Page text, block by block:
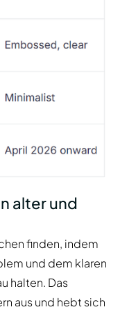
alter und
finden, indem
und dem klaren
halten. Das
aus und hebt sich